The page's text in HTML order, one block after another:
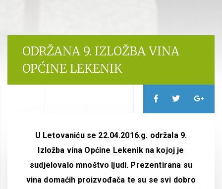
ODRŽANA 9. IZLOŽBA VINA
OPĆINE LEKENIK
U Letovaniću se 22.04.2016.g. održala 9.
Izložba vina Općine Lekenik na kojoj je
sudjelovalo mnoštvo ljudi. Prezentirana su
vina domaćih proizvođača te su se svi dobro